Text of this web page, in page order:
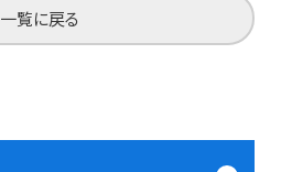
一覧に戻る